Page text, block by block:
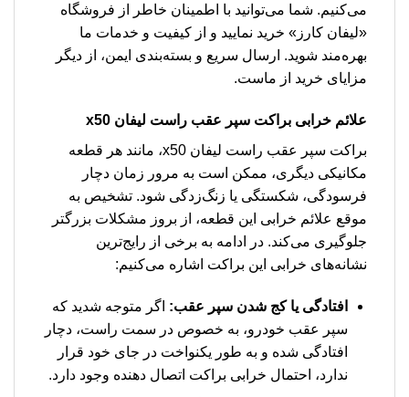
می‌کنیم. شما می‌توانید با اطمینان خاطر از فروشگاه
«لیفان کارز» خرید نمایید و از کیفیت و خدمات ما
بهره‌مند شوید. ارسال سریع و بسته‌بندی ایمن، از دیگر
مزایای خرید از ماست.
علائم خرابی براکت سپر عقب راست لیفان x50
براکت سپر عقب راست لیفان x50، مانند هر قطعه
مکانیکی دیگری، ممکن است به مرور زمان دچار
فرسودگی، شکستگی یا زنگ‌زدگی شود. تشخیص به
موقع علائم خرابی این قطعه، از بروز مشکلات بزرگتر
جلوگیری می‌کند. در ادامه به برخی از رایج‌ترین
نشانه‌های خرابی این براکت اشاره می‌کنیم:
افتادگی یا کج شدن سپر عقب: اگر متوجه شدید که
سپر عقب خودرو، به خصوص در سمت راست، دچار
افتادگی شده و به طور یکنواخت در جای خود قرار
ندارد، احتمال خرابی براکت اتصال دهنده وجود دارد.